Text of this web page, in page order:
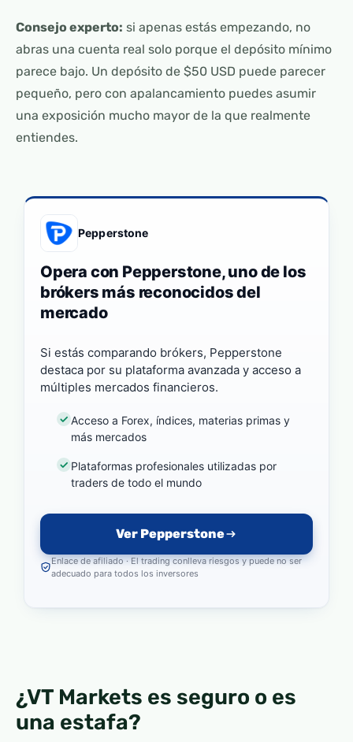
Consejo experto: si apenas estás empezando, no
abras una cuenta real solo porque el depósito mínimo
parece bajo. Un depósito de $50 USD puede parecer
pequeño, pero con apalancamiento puedes asumir
una exposición mucho mayor de la que realmente
entiendes.
Pepperstone
Opera con Pepperstone, uno de los
brókers más reconocidos del
mercado
Si estás comparando brókers, Pepperstone
destaca por su plataforma avanzada y acceso a
múltiples mercados financieros.
Acceso a Forex, índices, materias primas y
más mercados
Plataformas profesionales utilizadas por
traders de todo el mundo
Ver Pepperstone
Enlace de afiliado · El trading conlleva riesgos y puede no ser
adecuado para todos los inversores
¿VT Markets es seguro o es
una estafa?